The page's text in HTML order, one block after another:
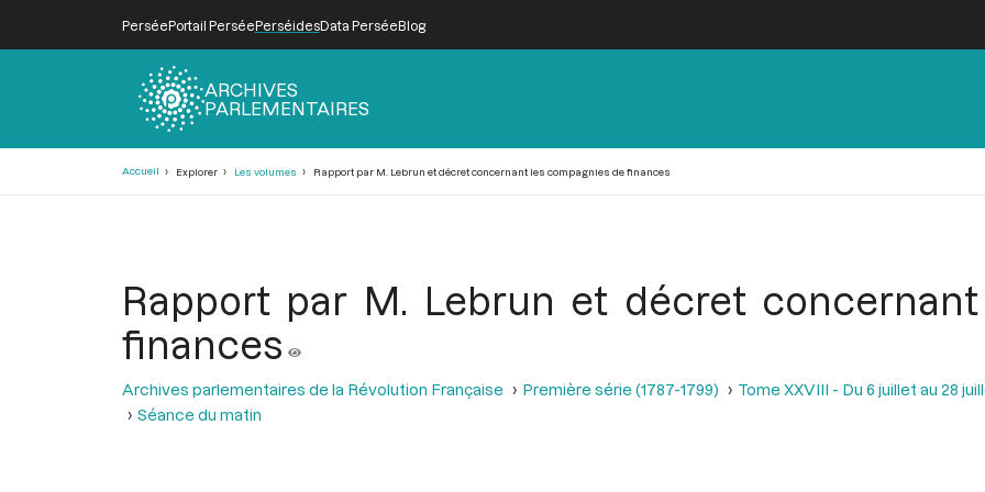
PerséePortail PerséePerséidesData PerséeBlog
ARCHIVES
PARLEMENTAIRES
Accueil Explorer Les volumes Rapport par M. Lebrun et décret concernant les compagnies de finances
Rapport par M. Lebrun et décret
finances
Archives parlementaires de la Révolution Française Première série (1787-1799) Tome XXVIII - Du 6 juillet au 28
Séance du matin